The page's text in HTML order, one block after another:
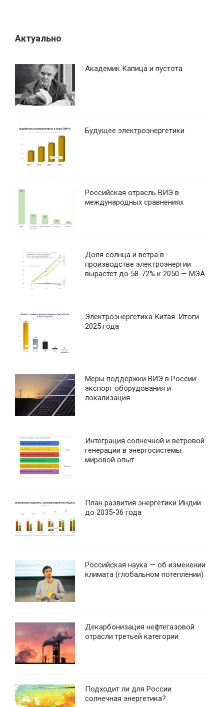
Актуально
Академик Капица и пустота
Будущее электроэнергетики
Российская отрасль ВИЭ в
международных сравнениях
Доля солнца и ветра в
производстве электроэнергии
вырастет до 58-72% к 2050 — МЭА
Электроэнергетика Китая. Итоги
2025 года
Меры поддержки ВИЭ в России:
экспорт оборудования и
локализация
Интеграция солнечной и ветровой
генерации в энергосистемы:
мировой опыт
План развития энергетики Индии
до 2035-36 года
Российская наука — об изменении
климата (глобальном потеплении)
Декарбонизация нефтегазовой
отрасли третьей категории
Подходит ли для России
солнечная энергетика?